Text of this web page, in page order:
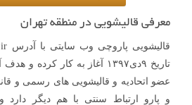
معرفی قالیشویی در منطقه تهران
تاریخ ۹دی۱۳۹۷ آغاز به کار
عضو اتحادیه و قالیشویی های رسمی و
و پارو ارتباط سنتی با هم دیگر